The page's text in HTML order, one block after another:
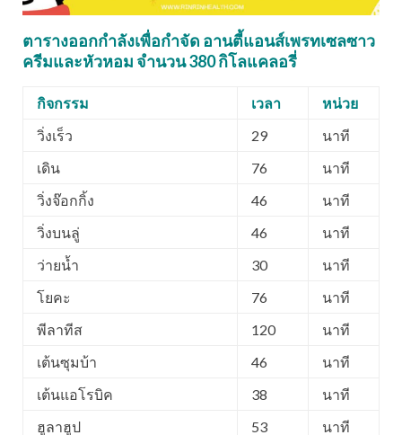
ตารางออกกำลังเพื่อกำจัด อานตี้แอนส์เพรทเซลซาว
ครีมและหัวหอม จำนวน 380 กิโลแคลอรี่
กิจกรรม เวลา
หน่วย
วิ่งเร็ว
29
นาที
เดิน
76
นาที
วิ่งจ๊อกกิ้ง
46
นาที
วิ่งบนลู่
46
นาที
ว่ายน้ำ
30
นาที
โยคะ
76
นาที
พีลาทีส
120
นาที
เต้นซุมบ้า
46
นาที
เต้นแอโรบิค
38
นาที
ฮูลาฮูป
53 นาที